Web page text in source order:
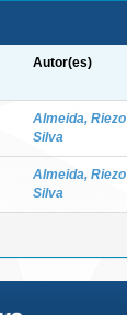
Autor(es)
Almeida, Riezo
Silva
Almeida, Riezo
Silva